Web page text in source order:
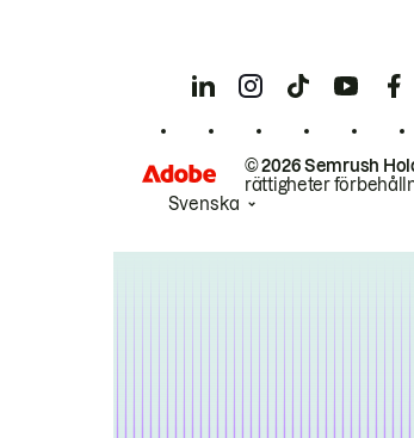
© 2026 Semrush
rättigheter
Svenska